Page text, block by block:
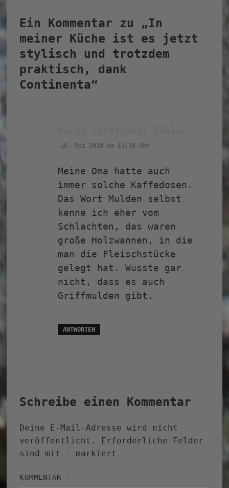
Ein Kommentar zu „In
meiner Küche ist es jetzt
stylisch und trotzdem
praktisch, dank
Continenta“
16. Mai 2018 um 13:18 Uhr
Meine Oma hatte auch
immer solche Kaffedosen.
Das Wort Mulden selbst
kenne ich eher vom
Schlachten, das waren
große Holzwannen, in die
man die Fleischstücke
gelegt hat. Wusste gar
nicht, dass es auch
Griffmulden gibt.
ANTWORTEN
Schreibe einen Kommentar
Deine E-Mail-Adresse wird nicht
veröffentlicht.
Erforderliche Felder
sind mit
markiert
KOMMENTAR